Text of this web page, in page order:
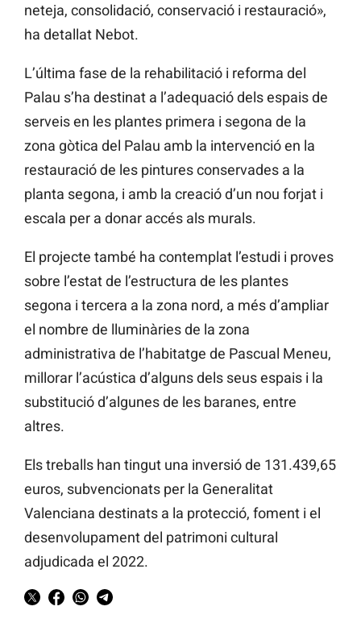
neteja, consolidació, conservació i restauració»,
ha detallat Nebot.
L’última fase de la rehabilitació i reforma del
Palau s’ha destinat a l’adequació dels espais de
serveis en les plantes primera i segona de la
zona gòtica del Palau amb la intervenció en la
restauració de les pintures conservades a la
planta segona, i amb la creació d’un nou forjat i
escala per a donar accés als murals.
El projecte també ha contemplat l’estudi i proves
sobre l’estat de l’estructura de les plantes
segona i tercera a la zona nord, a més d’ampliar
el nombre de lluminàries de la zona
administrativa de l’habitatge de Pascual Meneu,
millorar l’acústica d’alguns dels seus espais i la
substitució d’algunes de les baranes, entre
altres.
Els treballs han tingut una inversió de 131.439,65
euros, subvencionats per la Generalitat
Valenciana destinats a la protecció, foment i el
desenvolupament del patrimoni cultural
adjudicada el 2022.